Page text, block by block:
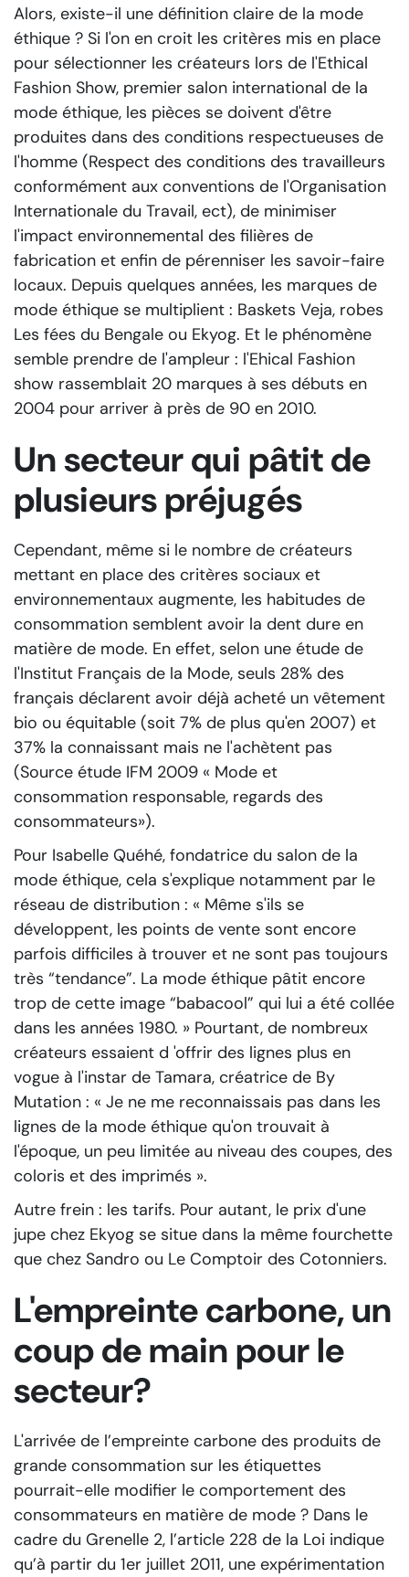
Alors, existe-il une définition claire de la mode
éthique ? Si l'on en croit les critères mis en place
pour sélectionner les créateurs lors de l'Ethical
Fashion Show, premier salon international de la
mode éthique, les pièces se doivent d'être
produites dans des conditions respectueuses de
l'homme (Respect des conditions des travailleurs
conformément aux conventions de l'Organisation
Internationale du Travail, ect), de minimiser
l'impact environnemental des filières de
fabrication et enfin de pérenniser les savoir-faire
locaux. Depuis quelques années, les marques de
mode éthique se multiplient : Baskets Veja, robes
Les fées du Bengale ou Ekyog. Et le phénomène
semble prendre de l'ampleur : l'Ehical Fashion
show rassemblait 20 marques à ses débuts en
2004 pour arriver à près de 90 en 2010.
Un secteur qui pâtit de
plusieurs préjugés
Cependant, même si le nombre de créateurs
mettant en place des critères sociaux et
environnementaux augmente, les habitudes de
consommation semblent avoir la dent dure en
matière de mode. En effet, selon une étude de
l'Institut Français de la Mode, seuls 28% des
français déclarent avoir déjà acheté un vêtement
bio ou équitable (soit 7% de plus qu'en 2007) et
37% la connaissant mais ne l'achètent pas
(Source étude IFM 2009 « Mode et
consommation responsable, regards des
consommateurs»).
Pour Isabelle Quéhé, fondatrice du salon de la
mode éthique, cela s'explique notamment par le
réseau de distribution : « Même s'ils se
développent, les points de vente sont encore
parfois difficiles à trouver et ne sont pas toujours
très “tendance”. La mode éthique pâtit encore
trop de cette image “babacool” qui lui a été collée
dans les années 1980. » Pourtant, de nombreux
créateurs essaient d 'offrir des lignes plus en
vogue à l'instar de Tamara, créatrice de By
Mutation : « Je ne me reconnaissais pas dans les
lignes de la mode éthique qu'on trouvait à
l'époque, un peu limitée au niveau des coupes, des
coloris et des imprimés ».
Autre frein : les tarifs. Pour autant, le prix d'une
jupe chez Ekyog se situe dans la même fourchette
que chez Sandro ou Le Comptoir des Cotonniers.
L'empreinte carbone, un
coup de main pour le
secteur?
L'arrivée de l’empreinte carbone des produits de
grande consommation sur les étiquettes
pourrait-elle modifier le comportement des
consommateurs en matière de mode ? Dans le
cadre du Grenelle 2, l’article 228 de la Loi indique
qu’à partir du 1er juillet 2011, une expérimentation